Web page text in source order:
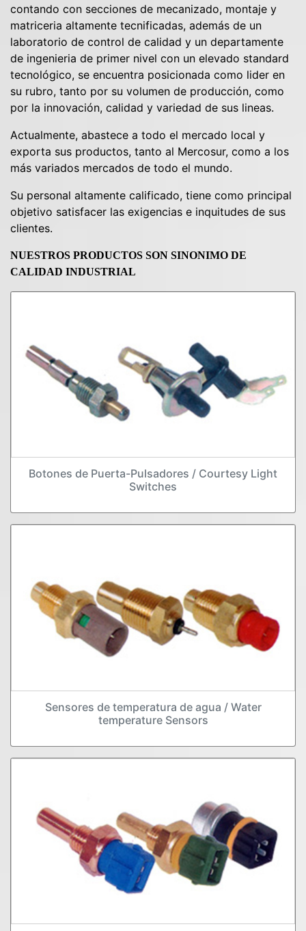
contando con secciones de mecanizado, montaje y
matriceria altamente tecnificadas, además de un
laboratorio de control de calidad y un departamente
de ingenieria de primer nivel con un elevado standard
tecnológico, se encuentra posicionada como lider en
su rubro, tanto por su volumen de producción, como
por la innovación, calidad y variedad de sus lineas.
Actualmente, abastece a todo el mercado local y
exporta sus productos, tanto al Mercosur, como a los
más variados mercados de todo el mundo.
Su personal altamente calificado, tiene como principal
objetivo satisfacer las exigencias e inquitudes de sus
clientes.
NUESTROS PRODUCTOS SON SINONIMO DE
CALIDAD INDUSTRIAL
Botones de Puerta-Pulsadores / Courtesy Light
Switches
Sensores de temperatura de agua / Water
temperature Sensors